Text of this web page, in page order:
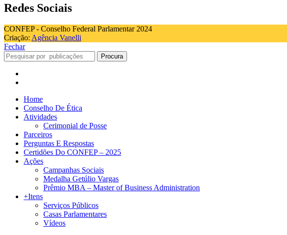
Redes Sociais
CONFEP - Conselho Federal Parlamentar 2024
Criação: Agência Vanelli
Fechar
Procura
Home
Conselho De Ética
Atividades
Cerimonial de Posse
Parceiros
Perguntas E Respostas
Certidões Do CONFEP – 2025
Ações
Campanhas Sociais
Medalha Getúlio Vargas
Prêmio MBA – Master of Business Administration
+Itens
Serviços Públicos
Casas Parlamentares
Vídeos